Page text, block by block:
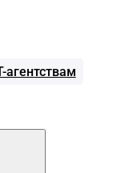
агентствам